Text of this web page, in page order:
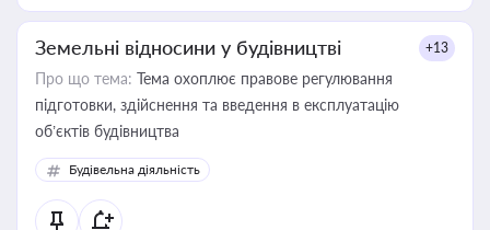
Земельні відносини у будівництві +13
Про що тема: Тема охоплює правове регулювання
підготовки, здійснення та введення в експлуатацію
об’єктів будівництва
Будівельна діяльність